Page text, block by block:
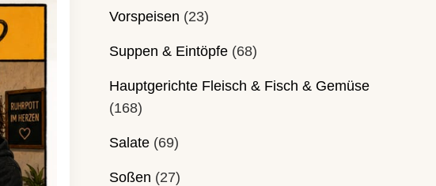
Vorspeisen (23)
Suppen & Eintöpfe(68)
Hauptgerichte Fleisch & Fisch & Gemüse
(168)
Salate(69)
Soßen (27)